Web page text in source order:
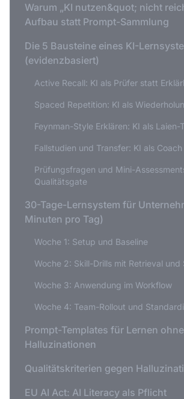
Warum „KI nutzen&quot; nicht
Aufbau statt Prompt-Sammlung
Die 5 Bausteine eines KI-
(evidenzbasiert)
Active Recall: KI als Prüfer statt
Spaced Repetition: KI als
Feynman-Style Erklären: KI als Laien-
Fallstudien und Transfer: KI als
Prüfungsfragen und Mini-
Qualitätsgate
30-Tage-Lernsystem für
Minuten pro Tag)
Woche 1: Setup und Baseline
Woche 2: Skill-Drills mit Retrieval und
Woche 3: Anwendung im Workflow
Woche 4: Team-Rollout und
Prompt-Templates für Lernen ohne
Halluzinationen
Qualitätskriterien gegen
EU AI Act: AI Literacy als Pflicht